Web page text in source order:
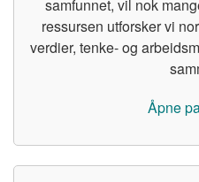
samfunnet, vil nok
ressursen utforsker vi
verdier, tenke- og
Åpne